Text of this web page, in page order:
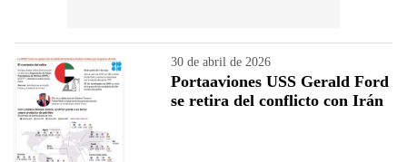
30 de abril de 2026
Portaaviones USS Gerald Ford
se retira del conflicto con Irán